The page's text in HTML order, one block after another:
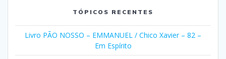
TÓPICOS RECENTES
Livro PÃO NOSSO – EMMANUEL / Chico Xavier – 82 –
Em Espírito